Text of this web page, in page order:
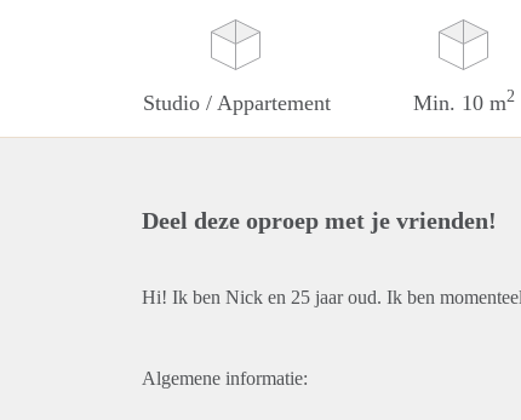
Studio / Appartement Min. 10 m2
Deel deze oproep met je vrienden!
Hi! Ik ben Nick en 25 jaar oud. Ik ben
Algemene informatie: